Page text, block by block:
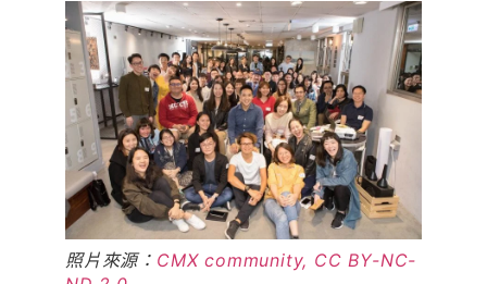
照片來源： CMX community, CC BY-NC-